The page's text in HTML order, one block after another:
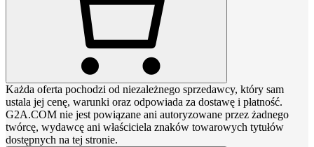
Każda oferta pochodzi od niezależnego sprzedawcy, który sam
ustala jej cenę, warunki oraz odpowiada za dostawę i płatność.
G2A.COM nie jest powiązane ani autoryzowane przez żadnego
twórcę, wydawcę ani właściciela znaków towarowych tytułów
dostępnych na tej stronie.